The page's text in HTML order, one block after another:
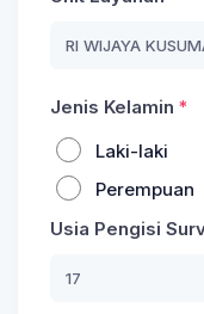
RI WIJAYA
Jenis Kelamin
Laki-laki
Perempuan
Usia Pengisi
17